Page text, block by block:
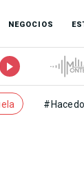
NEGOCIOS